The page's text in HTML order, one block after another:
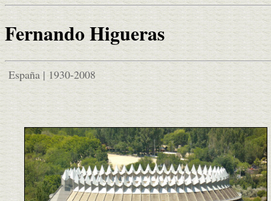
Fernando Higueras
España | 1930-2008